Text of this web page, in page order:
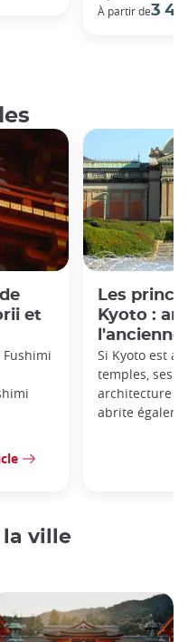
À partir de3
et
Les
Kyoto :
Si Kyoto est
temples, ses
architecture
abrite
la ville